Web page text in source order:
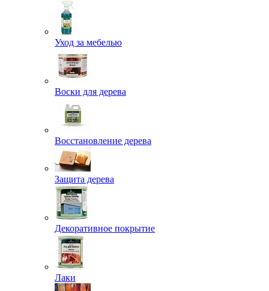
Уход за мебелью
Воски для дерева
Восстановление дерева
Защита дерева
Декоративное покрытие
Лаки